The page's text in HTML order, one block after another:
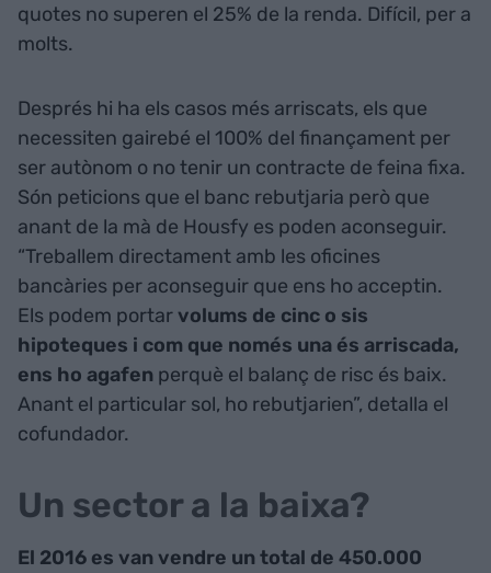
quotes no superen el 25% de la renda. Difícil, per a
molts.
Després hi ha els casos més arriscats, els que
necessiten gairebé el 100% del finançament per
ser autònom o no tenir un contracte de feina fixa.
Són peticions que el banc rebutjaria però que
anant de la mà de Housfy es poden aconseguir.
“Treballem directament amb les oficines
bancàries per aconseguir que ens ho acceptin.
Els podem portarvolums de cinc o sis
hipoteques i com que només una és arriscada,
ens ho agafen perquè el balanç de risc és baix.
Anant el particular sol, ho rebutjarien”, detalla el
cofundador.
Un sector a la baixa?
El 2016 es van vendre un total de 450.000